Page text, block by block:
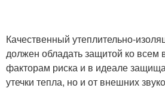
Качественный утеплительно-
должен обладать защитой ко
факторам риска и в идеале
утечки тепла, но и от внешних